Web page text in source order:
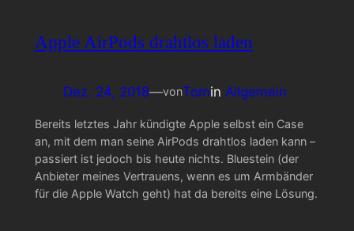
Apple AirPods drahtlos laden
Dez. 24, 2018—vonTomin Allgemein
Bereits letztes Jahr kündigte Apple selbst ein Case
an, mit dem man seine AirPods drahtlos laden kann –
passiert ist jedoch bis heute nichts. Bluestein (der
Anbieter meines Vertrauens, wenn es um Armbänder
für die Apple Watch geht) hat da bereits eine Lösung.